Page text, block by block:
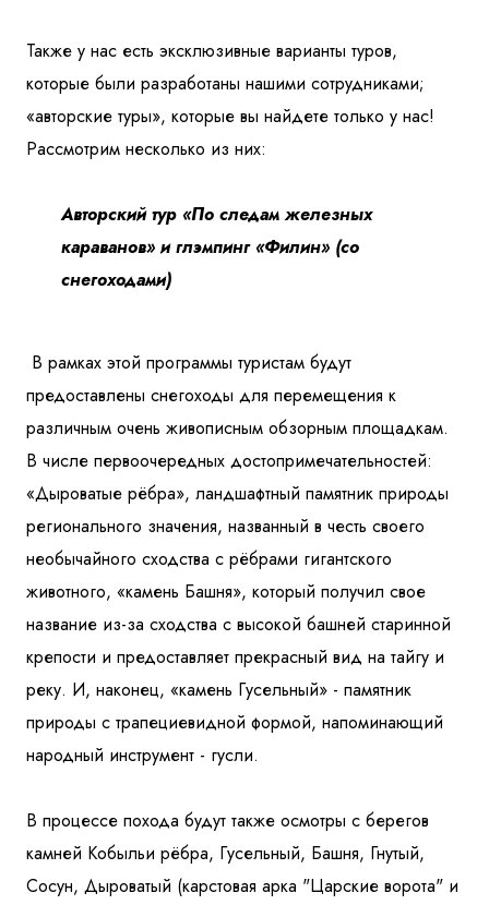
Также у нас есть эксклюзивные варианты туров,
которые были разработаны нашими сотрудниками;
«авторские туры», которые вы найдете только у нас!
Рассмотрим несколько из них:
Авторский тур «По следам железных
караванов» и глэмпинг «Филин» (со
снегоходами)
В рамках этой программы туристам будут
предоставлены снегоходы для перемещения к
различным очень живописным обзорным площадкам.
В числе первоочередных достопримечательностей:
«Дыроватые рёбра», ландшафтный памятник природы
регионального значения, названный в честь своего
необычайного сходства с рёбрами гигантского
животного, «камень Башня», который получил свое
название из-за сходства с высокой башней старинной
крепости и предоставляет прекрасный вид на тайгу и
реку. И, наконец, «камень Гусельный» - памятник
природы с трапециевидной формой, напоминающий
народный инструмент - гусли.
В процессе похода будут также осмотры с берегов
камней Кобыльи рёбра, Гусельный, Башня, Гнутый,
Сосун, Дыроватый (карстовая арка "Царские ворота" и